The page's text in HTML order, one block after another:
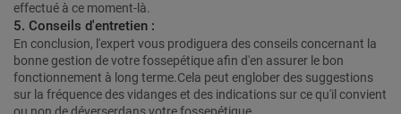
effectué à ce moment-là.
5. Conseils d'entretien :
En conclusion, l'expert vous prodiguera des conseils concernant la
bonne gestion de votre fossepétique afin d'en assurer le bon
fonctionnement à long terme.Cela peut englober des suggestions
sur la fréquence des vidanges et des indications sur ce qu'il convient